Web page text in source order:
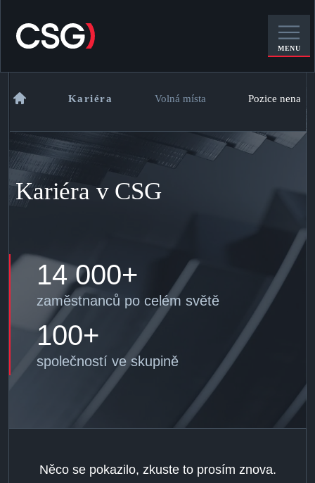
MENU
Kariéra Volná místa Pozice
Kariéra v CSG
14 000+
zaměstnanců po celém světě
100+
společností ve skupině
Něco se pokazilo, zkuste to prosím znova.